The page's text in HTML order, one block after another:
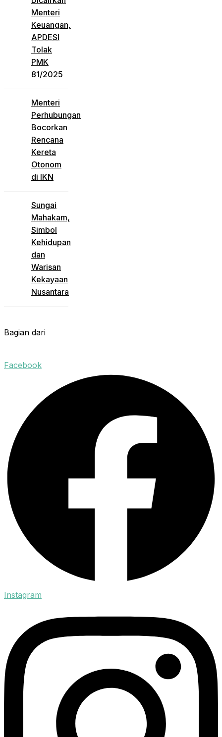
Menteri
Keuangan,
APDESI
Tolak
PMK
81/2025
Menteri
Perhubungan
Bocorkan
Rencana
Kereta
Otonom
di IKN
Sungai
Mahakam,
Simbol
Kehidupan
dan
Warisan
Kekayaan
Nusantara
Bagian dari
Facebook
Instagram